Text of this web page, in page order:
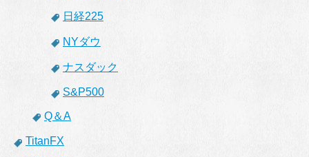
日経225
NYダウ
ナスダック
S&P500
Q＆A
TitanFX